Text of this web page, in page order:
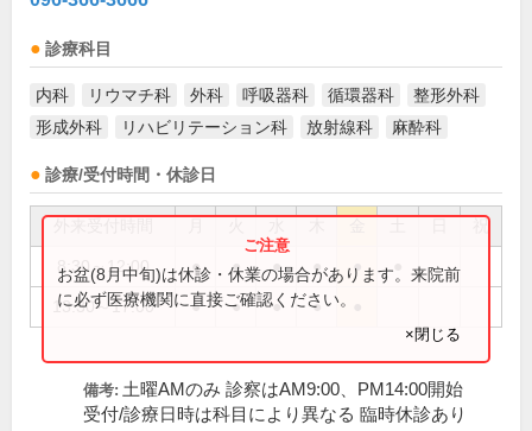
診療科目
内科 リウマチ科 外科 呼吸器科 循環器科
整形外科
形成外科
リハビリテーション科 放射線科 麻酔科
診療/受付時間・休診日
祝
8:30～12:00 ● ● ● ● ●
13:30～17:00 ● ● ● ●
お盆(8月中旬)は休診・休業の場合があります。来院前
に必ず医療機関に直接ご確認ください。
×閉じる
備考: 土曜AMのみ 診察はAM9:00、PM14:00開始
受付/診療日時は科目により異なる 臨時休診あり